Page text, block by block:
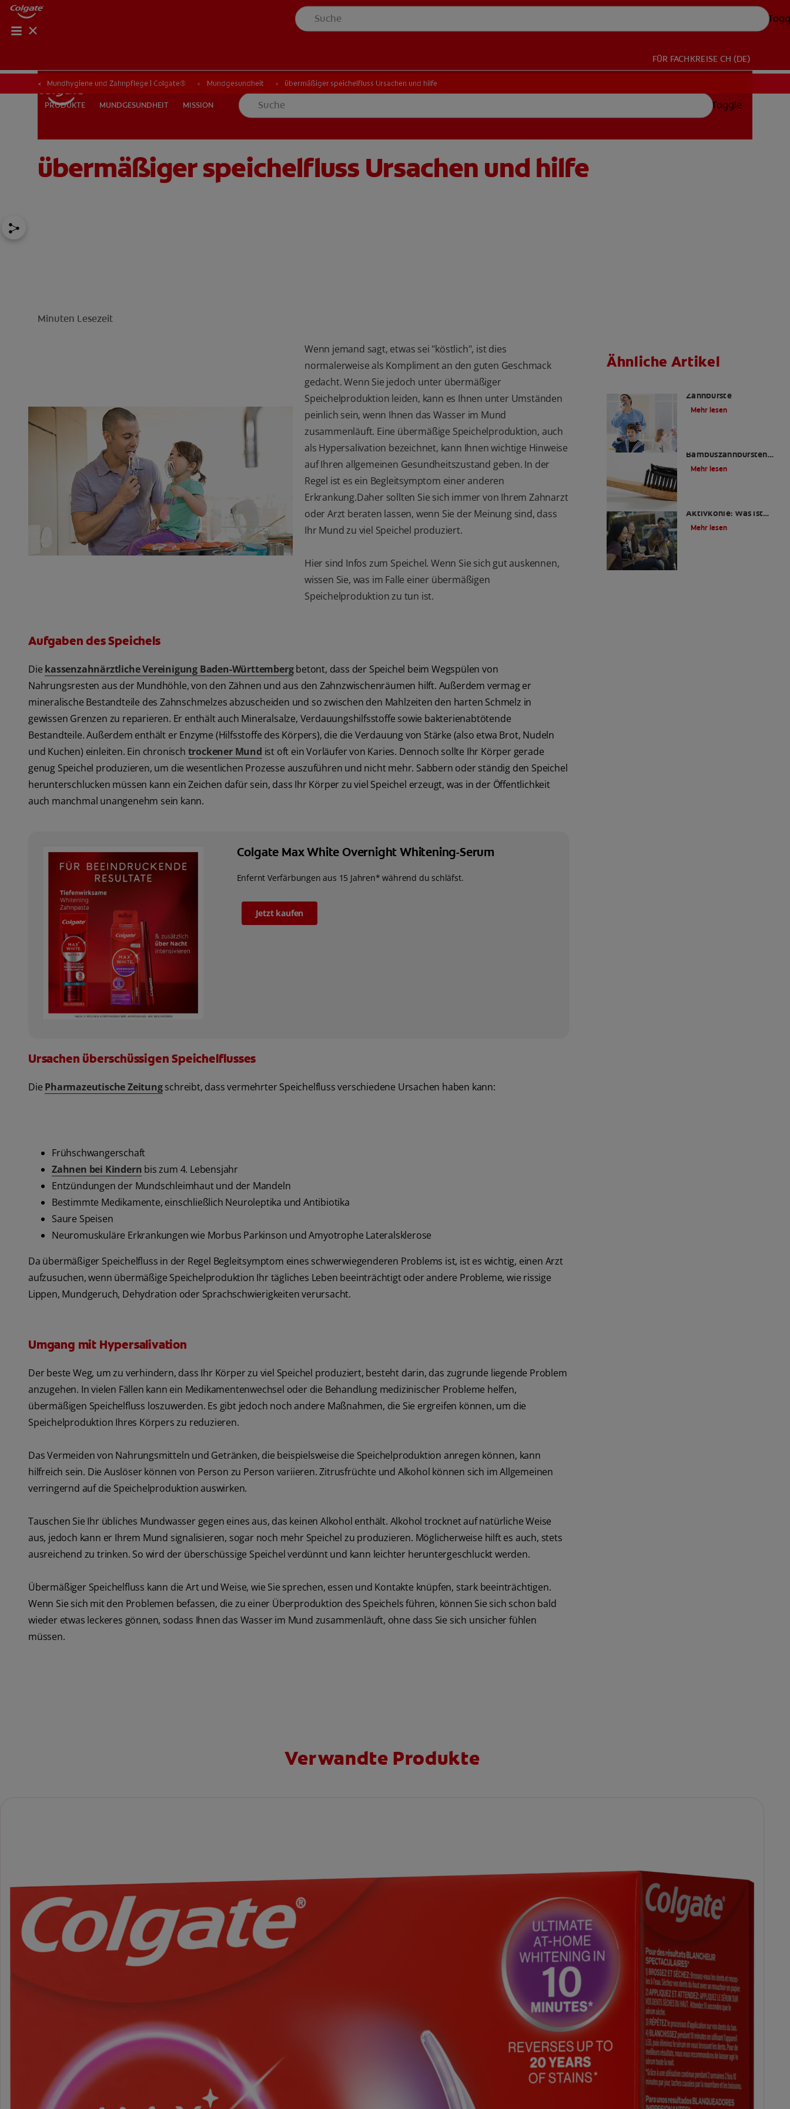
PRODUKTE MUNDGESUNDHEIT
FÜR FACHKREISE CH (DE)
FÜR FACHKREISE CH (DE)
PRODUKTE MUNDGESUNDHEIT MISSION Toggle
Mundhygiene und Zahnpflege | Colgate® Mundgesundheit übermäßiger speichelfluss Ursachen und hilfe
übermäßiger speichelfluss Ursachen und hilfe
Minuten Lesezeit
Wenn jemand sagt, etwas sei "köstlich", ist dies
normalerweise als Kompliment an den guten Geschmack
gedacht. Wenn Sie jedoch unter übermäßiger
Speichelproduktion leiden, kann es Ihnen unter Umständen
peinlich sein, wenn Ihnen das Wasser im Mund
zusammenläuft. Eine übermäßige Speichelproduktion, auch
als Hypersalivation bezeichnet, kann Ihnen wichtige Hinweise
auf Ihren allgemeinen Gesundheitszustand geben. In der
Regel ist es ein Begleitsymptom einer anderen
Erkrankung.Daher sollten Sie sich immer von Ihrem Zahnarzt
oder Arzt beraten lassen, wenn Sie der Meinung sind, dass
Ihr Mund zu viel Speichel produziert.
Hier sind Infos zum Speichel. Wenn Sie sich gut auskennen,
wissen Sie, was im Falle einer übermäßigen
Speichelproduktion zu tun ist.
Aufgaben des Speichels
Die kassenzahnärztliche Vereinigung Baden-Württembergbetont, dass der Speichel beim Wegspülen von
Nahrungsresten aus der Mundhöhle, von den Zähnen und aus den Zahnzwischenräumen hilft. Außerdem vermag er
mineralische Bestandteile des Zahnschmelzes abzuscheiden und so zwischen den Mahlzeiten den harten Schmelz in
gewissen Grenzen zu reparieren. Er enthält auch Mineralsalze, Verdauungshilfsstoffe sowie bakterienabtötende
Bestandteile. Außerdem enthält er Enzyme (Hilfsstoffe des Körpers), die die Verdauung von Stärke (also etwa Brot, Nudeln
und Kuchen) einleiten. Ein chronisch trockener Mund ist oft ein Vorläufer von Karies. Dennoch sollte Ihr Körper gerade
genug Speichel produzieren, um die wesentlichen Prozesse auszuführen und nicht mehr. Sabbern oder ständig den Speichel
herunterschlucken müssen kann ein Zeichen dafür sein, dass Ihr Körper zu viel Speichel erzeugt, was in der Öffentlichkeit
auch manchmal unangenehm sein kann.
Colgate Max White Overnight Whitening-Serum
Enfernt Verfärbungen aus 15 Jahren* während du schläfst.
Jetzt kaufen
Ursachen überschüssigen Speichelflusses
Die Pharmazeutische Zeitungschreibt, dass vermehrter Speichelfluss verschiedene Ursachen haben kann:
Frühschwangerschaft
Zahnen bei Kindern bis zum 4. Lebensjahr
Entzündungen der Mundschleimhaut und der Mandeln
Bestimmte Medikamente, einschließlich Neuroleptika und Antibiotika
Saure Speisen
Neuromuskuläre Erkrankungen wie Morbus Parkinson und Amyotrophe Lateralsklerose
Da übermäßiger Speichelfluss in der Regel Begleitsymptom eines schwerwiegenderen Problems ist, ist es wichtig, einen Arzt
aufzusuchen, wenn übermäßige Speichelproduktion Ihr tägliches Leben beeinträchtigt oder andere Probleme, wie rissige
Lippen, Mundgeruch, Dehydration oder Sprachschwierigkeiten verursacht.
Umgang mit Hypersalivation
Der beste Weg, um zu verhindern, dass Ihr Körper zu viel Speichel produziert, besteht darin, das zugrunde liegende Problem
anzugehen. In vielen Fällen kann ein Medikamentenwechsel oder die Behandlung medizinischer Probleme helfen,
übermäßigen Speichelfluss loszuwerden. Es gibt jedoch noch andere Maßnahmen, die Sie ergreifen können, um die
Speichelproduktion Ihres Körpers zu reduzieren.
Das Vermeiden von Nahrungsmitteln und Getränken, die beispielsweise die Speichelproduktion anregen können, kann
hilfreich sein. Die Auslöser können von Person zu Person variieren. Zitrusfrüchte und Alkohol können sich im Allgemeinen
verringernd auf die Speichelproduktion auswirken.
Tauschen Sie Ihr übliches Mundwasser gegen eines aus, das keinen Alkohol enthält. Alkohol trocknet auf natürliche Weise
aus, jedoch kann er Ihrem Mund signalisieren, sogar noch mehr Speichel zu produzieren. Möglicherweise hilft es auch, stets
ausreichend zu trinken. So wird der überschüssige Speichel verdünnt und kann leichter heruntergeschluckt werden.
Übermäßiger Speichelfluss kann die Art und Weise, wie Sie sprechen, essen und Kontakte knüpfen, stark beeinträchtigen.
Wenn Sie sich mit den Problemen befassen, die zu einer Überproduktion des Speichels führen, können Sie sich schon bald
wieder etwas leckeres gönnen, sodass Ihnen das Wasser im Mund zusammenläuft, ohne dass Sie sich unsicher fühlen
müssen.
Ähnliche Artikel
Zahnbürste
Mehr lesen
Bambuszahnbürsten
das Richtige für Sie?
Mehr lesen
Aktivkohle: Was ist
das?
Mehr lesen
Verwandte Produkte